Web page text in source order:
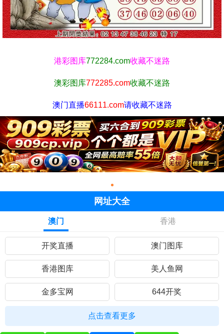
港彩图库772284.com收藏不迷路
澳彩图库772285.com收藏不迷路
澳门直播66111.com请收藏不迷路
网址大全
澳门 香港
开奖直播 澳门图库
香港图库 美人鱼网
金多宝网 644开奖
点击查看更多